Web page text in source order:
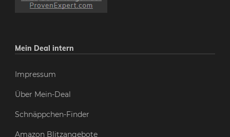
Mein Deal intern
Impressum
Über Mein-Deal
Schnäppchen-Finder
Amazon Blitzangebote